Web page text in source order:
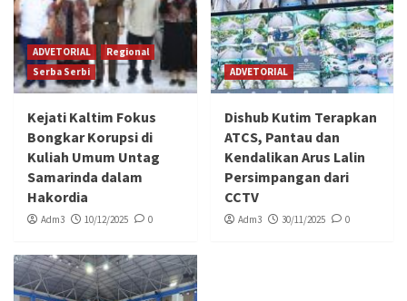
ADVETORIAL
Regional
Serba Serbi
Kejati Kaltim Fokus
Bongkar Korupsi di
Kuliah Umum Untag
Samarinda dalam
Hakordia
Adm3 10/12/2025 0
ADVETORIAL
Dishub Kutim Terapkan
ATCS, Pantau dan
Kendalikan Arus Lalin
Persimpangan dari
CCTV
Adm3 30/11/2025 0